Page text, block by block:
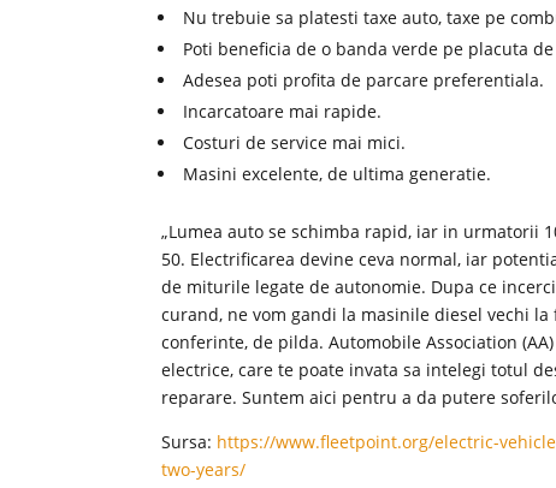
Nu trebuie sa platesti taxe auto, taxe pe
Poti beneficia de o banda verde pe placuta
Adesea poti profita de parcare preferentiala.
Incarcatoare mai rapide.
Costuri de service mai mici.
Masini excelente, de ultima generatie.
„Lumea auto se schimba rapid, iar in urmatorii
50. Electrificarea devine ceva normal, iar
de miturile legate de autonomie. Dupa ce
curand, ne vom gandi la masinile diesel vechi
conferinte, de pilda. Automobile Association
electrice, care te poate invata sa intelegi totul
reparare. Suntem aici pentru a da putere
Sursa: https://www.fleetpoint.org/electric-
two-years/